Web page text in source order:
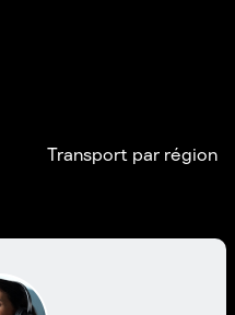
Transport par région